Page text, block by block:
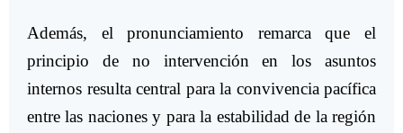
Además, el pronunciamiento remarca que el
principio de no intervención en los asuntos
internos resulta central para la convivencia pacífica
entre las naciones y para la estabilidad de la región